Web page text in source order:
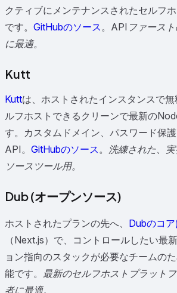
クティブにメンテナンスされたセルフ
です。 GitHubのソース。 APIファース
に最適。
Kutt
Kuttは、ホストされたインスタンスで
ルフホストできるクリーンで最新の
す。カスタムドメイン、パスワード保護
API。 GitHubのソース。 洗練された、
ソースツール用。
Dub (オープンソース)
ホストされたプランの先へ、 Dubのコ
（Next.js）で、コントロールしたい最
ョン指向のスタックが必要なチームの
能です。 最新のセルフホストプラット
者に最適。